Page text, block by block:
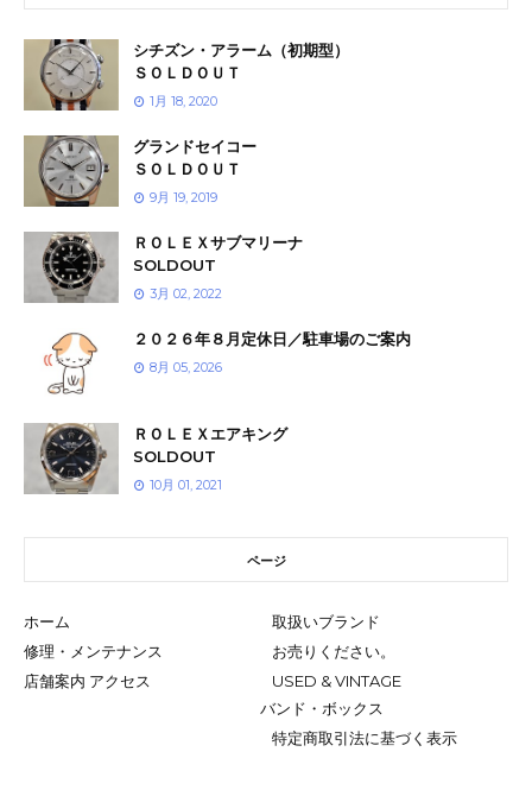
シチズン・アラーム（初期型）
ＳＯＬＤＯＵＴ
1月 18, 2020
グランドセイコー
ＳＯＬＤＯＵＴ
9月 19, 2019
ＲＯＬＥＸサブマリーナ
SOLDOUT
3月 02, 2022
２０２６年８月定休日／駐車場のご案内
8月 05, 2026
ＲＯＬＥＸエアキング
SOLDOUT
10月 01, 2021
ページ
ホーム
取扱いブランド
修理・メンテナンス
お売りください。
店舗案内 アクセス
USED & VINTAGE
バンド・ボックス
特定商取引法に基づく表示